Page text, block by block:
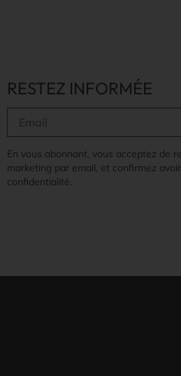
RESTEZ INFORMÉE
En vous abonnant, vous acceptez de
marketing par email, et confirmez
confidentialité.